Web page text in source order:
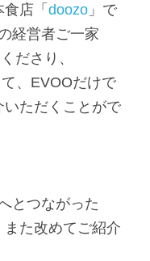
店「 doozo 」で
経営者ご一家
ださり、
、EVOOだけで
ただくことがで
とつながった
また改めてご紹介